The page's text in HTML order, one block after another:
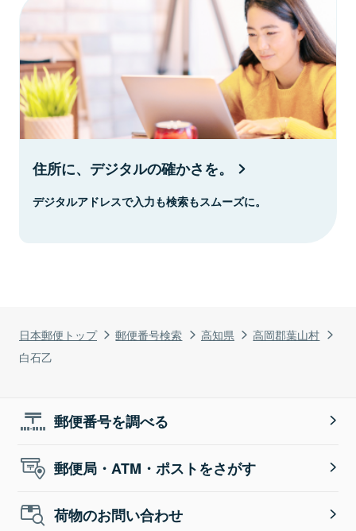
日本郵便トップ 郵便番号検索 高知県
高岡郡葉山村
白石乙
住所に、デジタルの確かさを。
デジタルアドレスで入力も検索もスムーズに。
郵便番号を調べる
郵便局・ATM・ポストをさがす
荷物のお問い合わせ